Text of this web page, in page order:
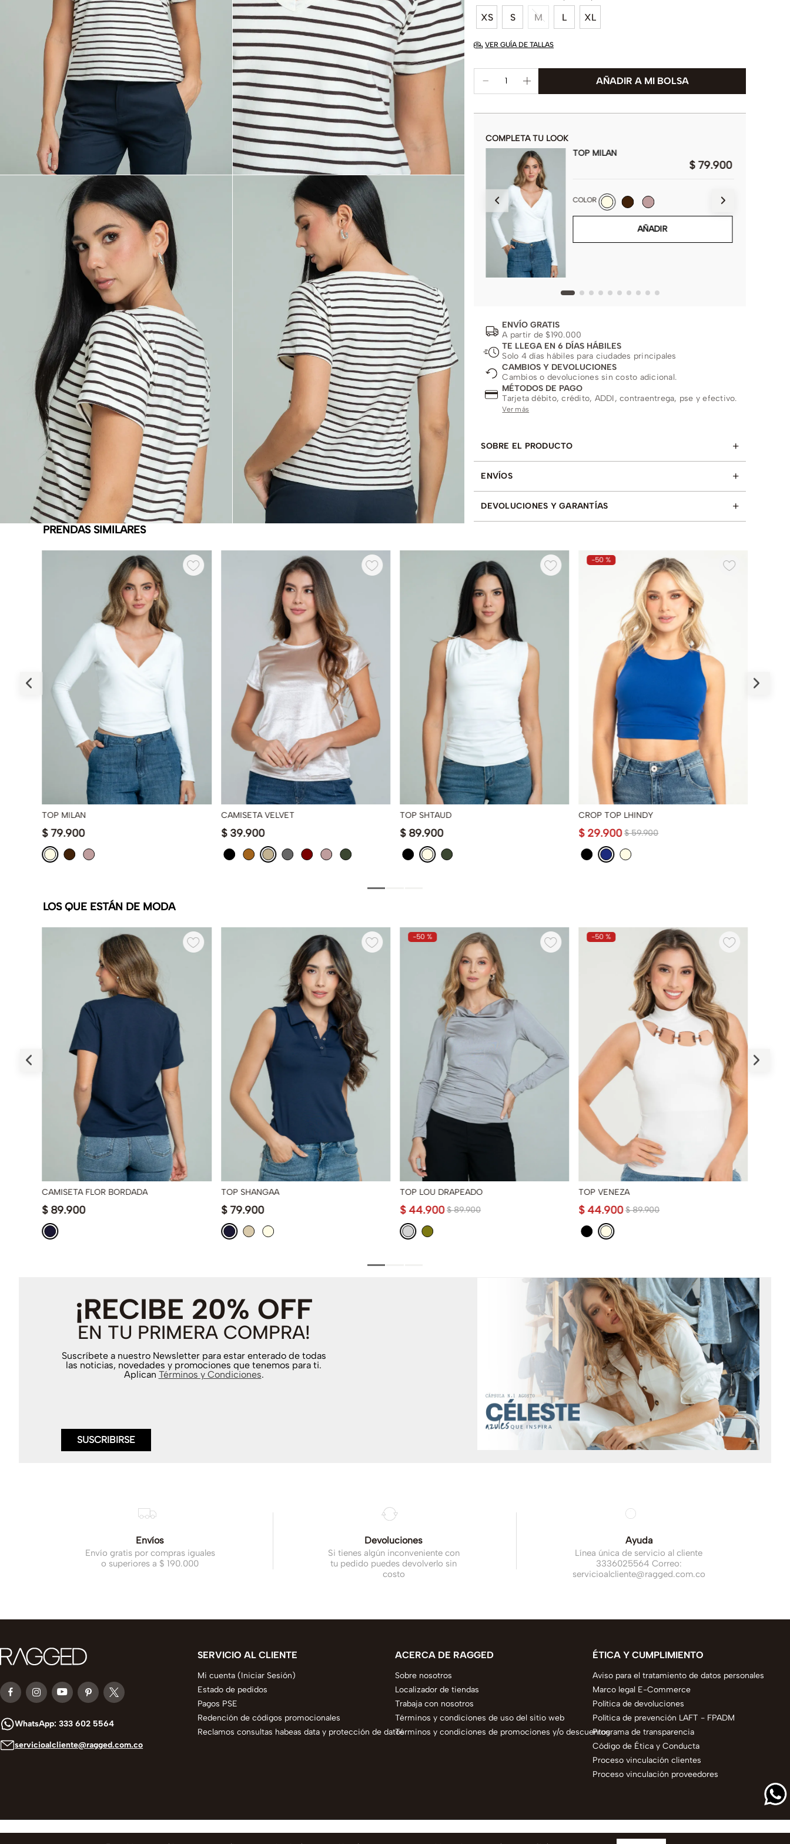
XS S M L XL
VER GUÍA DE TALLAS
COMPLETA TU LOOK
CAMISETA NAVIDAD 23
$
COLOR
TOP MILAN
$ 79.900
COLOR
AÑADIR
ENVÍO GRATIS
A partir de $190.000
TE LLEGA EN 6 DÍAS HÁBILES
Solo 4 días hábiles para ciudades principales
CAMBIOS Y DEVOLUCIONES
Cambios o devoluciones sin costo adicional.
MÉTODOS DE PAGO
Tarjeta débito, crédito, ADDI, contraentrega, pse y efectivo.
Ver más
SOBRE EL PRODUCTO +
ENVÍOS +
DEVOLUCIONES Y GARANTÍAS
+
PRENDAS SIMILARES
TOP MILAN
$ 79.900
CAMISETA VELVET
$ 39.900
TOP SHTAUD
$ 89.900
-50 %
CROP TOP LHINDY
$ 59.900
$ 29.900
LOS QUE ESTÁN DE MODA
CAMISETA FLOR BORDADA
$ 89.900
TOP SHANGAA
$ 79.900
-50 %
TOP LOU DRAPEADO
$ 89.900
$ 44.900
-50 %
TOP VENEZA
$ 89.900
$ 44.900
¡RECIBE 20% OFF
EN TU PRIMERA COMPRA!
Suscríbete a nuestro Newsletter para estar enterado de todas
las noticias, novedades y promociones que tenemos para ti.
Aplican Términos y Condiciones.
SUSCRIBIRSE
Envíos
Envío gratis por compras iguales
o superiores a $ 190.000
Devoluciones
Si tienes algún inconveniente con
tu pedido puedes devolverlo sin
costo
Ayuda
Línea única de servicio al cliente
3336025564 Correo:
servicioalcliente@ragged.com.co
WhatsApp: 333 602 5564
servicioalcliente@ragged.com.co
SERVICIO AL CLIENTE
Mi cuenta (Iniciar Sesión)
Estado de pedidos
Pagos PSE
Redención de códigos promocionales
Reclamos consultas habeas data y protección de datos
ACERCA DE RAGGED
Sobre nosotros
Localizador de tiendas
Trabaja con nosotros
Términos y condiciones de uso del sitio web
Términos y condiciones de promociones y/o descuentos
ÉTICA Y CUMPLIMIENTO
Aviso para el tratamiento de datos personales
Marco legal E-Commerce
Política de devoluciones
Política de prevención LAFT - FPADM
Programa de transparencia
Código de Ética y Conducta
Proceso vinculación clientes
Proceso vinculación proveedores